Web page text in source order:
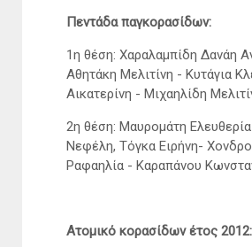
Πεντάδα παγκορασίδων:
1η θέση: Χαραλαμπίδη Δανάη
Αθητάκη Μελιτίνη - Κυτάγια
Αικατερίνη - Μιχαηλίδη
2η θέση: Μαυρομάτη
Νεφέλη, Τόγκα Ειρήνη-
Ραφαηλία - Καραπάνου
Ατομικό κορασίδων έτος 2012: